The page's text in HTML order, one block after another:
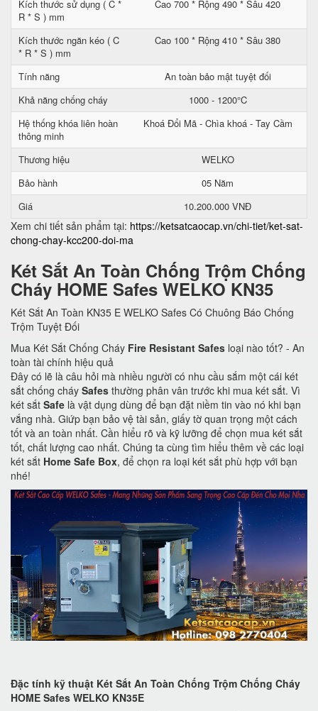
Kích thước sử dụng ( C *
R * S ) mm
Cao 700 * Rộng 490 * Sâu 420
Kích thước ngăn kéo ( C
* R * S ) mm
Cao 100 * Rộng 410 * Sâu 380
Tính năng
An toàn bảo mật tuyệt đối
Khả năng chống cháy
1000 - 1200°C
Hệ thống khóa liên hoàn
thông minh
Khoá Đổi Mã - Chìa khoá - Tay Cầm
Thương hiệu
WELKO
Bảo hành
05 Năm
Giá
10.200.000 VNĐ
Xem chi tiết sản phẩm tại: https://ketsatcaocap.vn/chi-tiet/ket-sat-
chong-chay-kcc200-doi-ma
Két Sắt An Toàn Chống Trộm Chống
Cháy HOME Safes WELKO KN35
Két Sắt An Toàn KN35 E WELKO Safes Có Chuông Báo Chống
Trộm Tuyệt Đối
Mua Két Sắt Chống Cháy Fire Resistant Safes loại nào tốt? - An
toàn tài chính hiệu quả
Đây có lẽ là câu hỏi mà nhiều người có nhu cầu sắm một cái két
sắt chống cháy Safes thường phân vân trước khi mua két sắt. Vì
két sắt Safe là vật dụng dùng để bạn đặt niềm tin vào nó khi bạn
vắng nhà. Giứp bạn bảo vệ tài sản, giấy tờ quan trọng một cách
tốt và an toàn nhất. Cần hiểu rõ và kỹ lưỡng để chọn mua két sắt
tốt, chất lượng cao nhất. Chúng ta cùng tìm hiểu thêm về các loại
két sắt Home Safe Box, để chọn ra loại két sắt phù hợp với bạn
nhé!
Đặc tính kỹ thuật Két Sắt An Toàn Chống Trộm Chống Cháy
HOME Safes WELKO KN35E